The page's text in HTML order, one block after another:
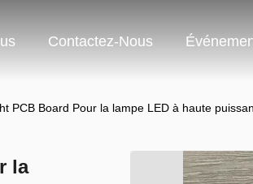
Contactez-Nous
PCB Board Pour la lampe LED à haute
la